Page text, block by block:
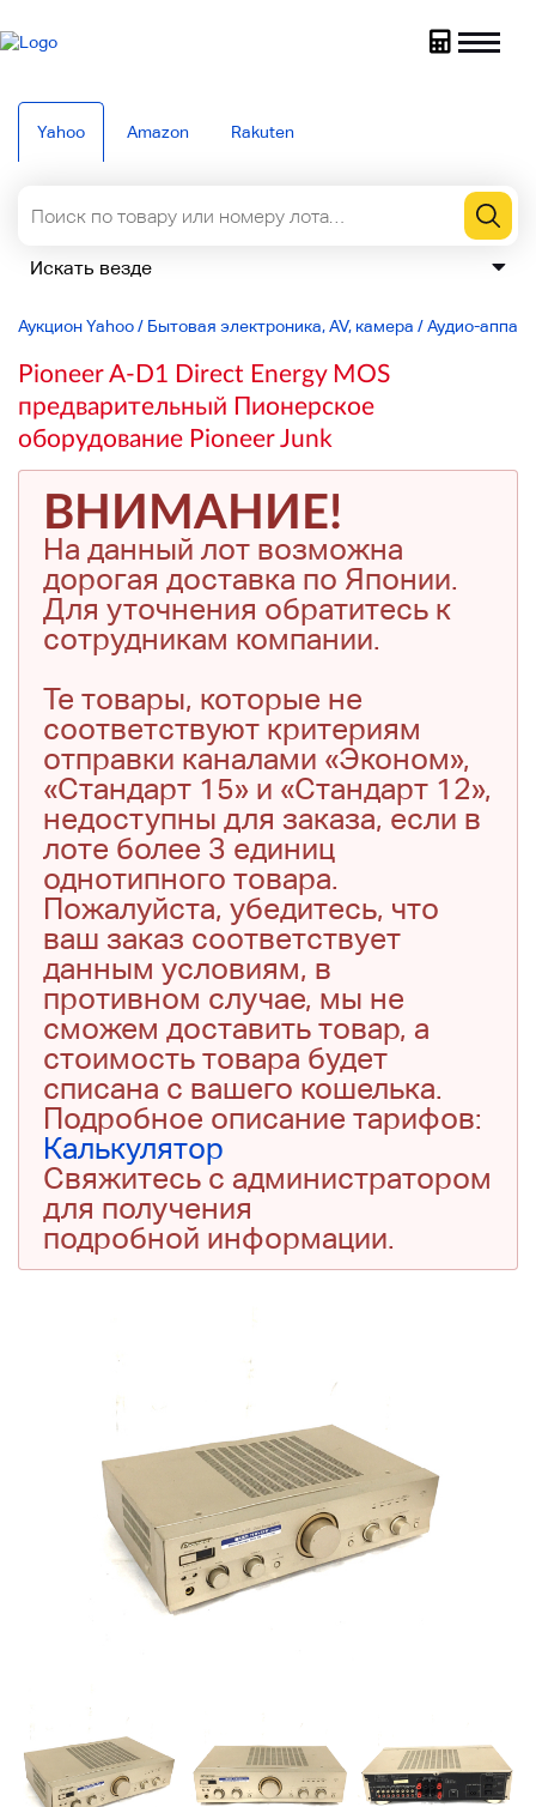
Yahoo Amazon Rakuten
Аукцион Yahoo/ Бытовая электроника, AV, камера /Аудио-
Pioneer A-D1 Direct Energy MOS
предварительный Пионерское
оборудование Pioneer Junk
ВНИМАНИЕ!
На данный лот возможна
дорогая доставка по Японии.
Для уточнения обратитесь к
сотрудникам компании.
Те товары, которые не
соответствуют критериям
отправки каналами «Эконом»,
«Стандарт 15» и «Стандарт 12»,
недоступны для заказа, если в
лоте более 3 единиц
однотипного товара.
Пожалуйста, убедитесь, что
ваш заказ соответствует
данным условиям, в
противном случае, мы не
сможем доставить товар, а
стоимость товара будет
списана с вашего кошелька.
Подробное описание тарифов:
Калькулятор
Свяжитесь с администратором
для получения
подробной информации.